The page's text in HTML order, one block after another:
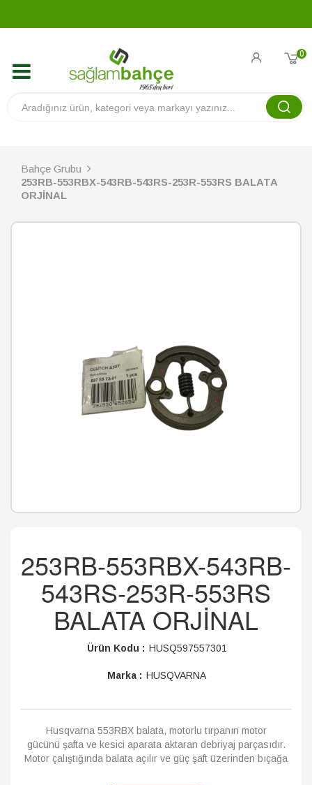
0
Bahçe Grubu
253RB-553RBX-543RB-543RS-253R-553RS BALATA
ORJİNAL
253RB-553RBX-543RB-
543RS-253R-553RS
BALATA ORJİNAL
Ürün Kodu : HUSQ597557301
Marka : HUSQVARNA
Husqvarna 553RBX balata, motorlu tırpanın motor
gücünü şafta ve kesici aparata aktaran debriyaj parçasıdır.
Motor çalıştığında balata açılır ve güç şaft üzerinden bıçağa